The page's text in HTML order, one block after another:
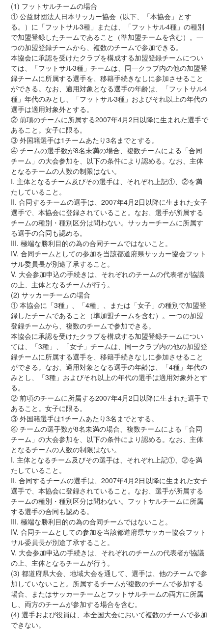
(1) フットサルチームの場合
① 公益財団法人日本サッカー協会（以下、「本協会」とす
る。）に「フットサル3種」または、「フットサル4種」の種別
で加盟登録したチームであること（準加盟チームを含む）。一
つの加盟登録チームから、複数のチームで参加できる。
本協会に承認を受けたクラブを構成する加盟登録チームについ
ては、「フットサル3種」チームは、同一クラブ内の他の加盟登
録チームに所属する選手を、移籍手続きなしに参加させること
ができる。なお、適用対象となる選手の年齢は、「フットサル4
種」年代のみとし、「フットサル3種」およびそれ以上の年代の
選手は適用対象外とする。
② 前項のチームに所属する2007年4月2日以降に生まれた選手で
あること。女子に限る。
③ 外国籍選手は1チームあたり3名までとする。
④ チームの選手数が8名未満の場合、複数チームによる「合同
チーム」の大会参加を、以下の条件により認める。なお、主体
となるチームの人数の制限はない。
I. 主体となるチーム及びその選手は、それぞれ上記①、②を満
たしていること。
II. 合同するチームの選手は、2007年4月2日以降に生まれた女子
選手で、本協会に登録されていること。なお、選手が所属する
チームの種別・種別区分は問わない。サッカーチームに所属す
る選手の合同も認める。
III. 極端な勝利目的の為の合同チームではないこと。
IV. 合同チームとしての参加を当該都道府県サッカー協会フット
サル委員長が別途了承すること。
V. 大会参加申込の手続きは、それぞれのチームの代表者が協議
の上、主体となるチームが行う。
(2) サッカーチームの場合
① 本協会に「3種」、「4種」、または「女子」の種別で加盟登
録したチームであること（準加盟チームを含む）。一つの加盟
登録チームから、複数のチームで参加できる。
本協会に承認を受けたクラブを構成する加盟登録チームについ
ては、「3種」、「女子」チームは、同一クラブ内の他の加盟登
録チームに所属する選手を、移籍手続きなしに参加させること
ができる。なお、適用対象となる選手の年齢は、「4種」年代の
みとし、「3種」およびそれ以上の年代の選手は適用対象外とす
る。
② 前項のチームに所属する2007年4月2日以降に生まれた選手で
あること。女子に限る。
③ 外国籍選手は1チームあたり3名までとする。
④ チームの選手数が8名未満の場合、複数チームによる「合同
チーム」の大会参加を、以下の条件により認める。なお、主体
となるチームの人数の制限はない。
I. 主体となるチーム及びその選手は、それぞれ上記①、②を満
たしていること。
II. 合同するチームの選手は、2007年4月2日以降に生まれた女子
選手で、本協会に登録されていること。なお、選手が所属する
チームの種別・種別区分は問わない。フットサルチームに所属
する選手の合同も認める。
III. 極端な勝利目的の為の合同チームではないこと。
IV. 合同チームとしての参加を当該都道府県サッカー協会フット
サル委員長が別途了承すること。
V. 大会参加申込の手続きは、それぞれのチームの代表者が協議
の上、主体となるチームが行う。
(3) 都道府県大会、地域大会を通して、選手は、他のチームで参
加していないこと。所属するチームが複数のチームで参加する
場合、またはサッカーチームとフットサルチームの両方に所属
し、両方のチームが参加する場合を含む。
(4) 選手および役員は、本全国大会において複数のチームで参加
できない。